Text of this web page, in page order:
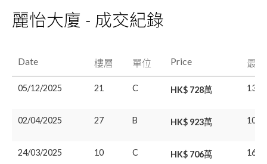
麗怡大廈 - 成交紀錄
Date 樓層 單位 Price 最
05/12/2025 21 C HK$ 728萬 13/
02/04/2025 27 B HK$ 923萬 10/
24/03/2025 10 C HK$ 706萬 16/